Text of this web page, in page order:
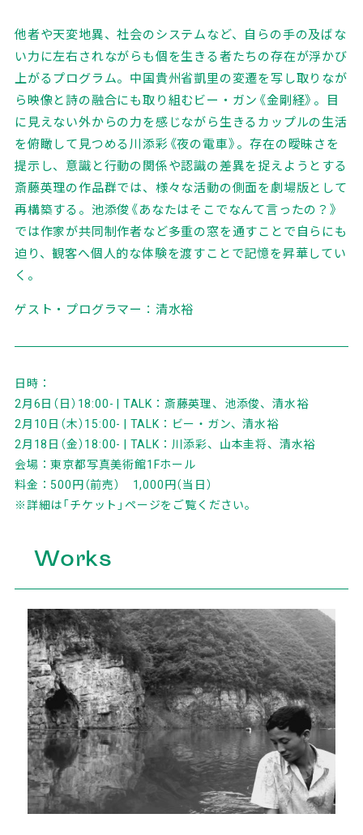
他者や天変地異、社会のシステムなど、自らの手の及ばな
い力に左右されながらも個を生きる者たちの存在が浮かび
上がるプログラム。中国貴州省凱里の変遷を写し取りなが
ら映像と詩の融合にも取り組むビー・ガン《金剛経》。目
に見えない外からの力を感じながら生きるカップルの生活
を俯瞰して見つめる川添彩《夜の電車》。存在の曖昧さを
提示し、意識と行動の関係や認識の差異を捉えようとする
斎藤英理の作品群では、様々な活動の側面を劇場版として
再構築する。池添俊《あなたはそこでなんて言ったの？》
では作家が共同制作者など多重の窓を通すことで自らにも
迫り、観客へ個人的な体験を渡すことで記憶を昇華してい
く。
ゲスト・プログラマー：清水裕
日時：
2月6日（日）18:00- | TALK：斎藤英理、池添俊、清水裕
2月10日（木）15:00- | TALK：ビー・ガン、清水裕
2月18日（金）18:00- | TALK：川添彩、山本圭将、清水裕
会場：東京都写真美術館1Fホール
料金：500円（前売） 1,000円（当日）
※詳細は「チケット 」ページをご覧ください。
Works